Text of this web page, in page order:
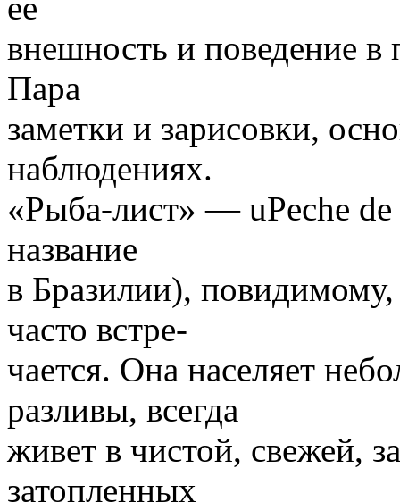
внешность и поведение
Пара
заметки и зарисовки,
наблюдениях.
«Рыба-лист» — uPeche
название
в Бразилии),
часто встре-
чается. Она населяет
разливы, всегда
живет в чистой, свежей,
затопленных